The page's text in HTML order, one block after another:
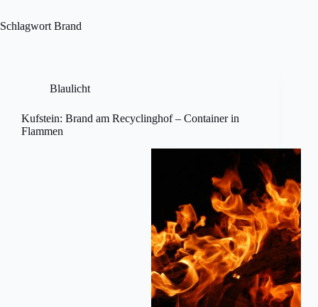
content
Schlagwort Brand
Blaulicht
Kufstein: Brand am Recyclinghof – Container in
Flammen